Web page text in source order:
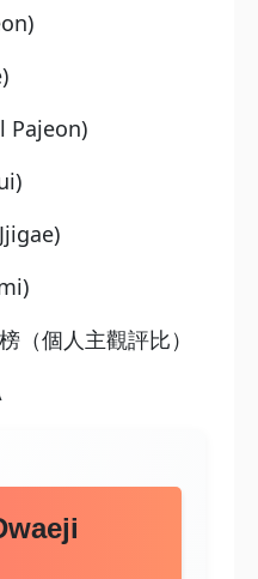
Pajeon)
（個人主觀評比）